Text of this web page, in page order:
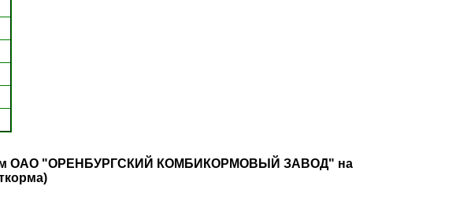
ОАО "ОРЕНБУРГСКИЙ КОМБИКОРМОВЫЙ ЗАВОД" на